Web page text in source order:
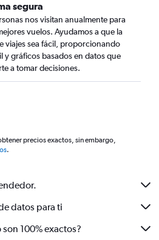
segura
nos visitan anualmente para
vuelos. Ayudamos a que la
viajes sea fácil, proporcionando
y gráficos basados en datos que
a tomar decisiones.
precios exactos, sin embargo,
.
datos para ti
100% exactos?